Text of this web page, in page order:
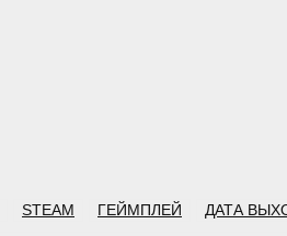
STEAM ГЕЙМПЛЕЙ ДАТА